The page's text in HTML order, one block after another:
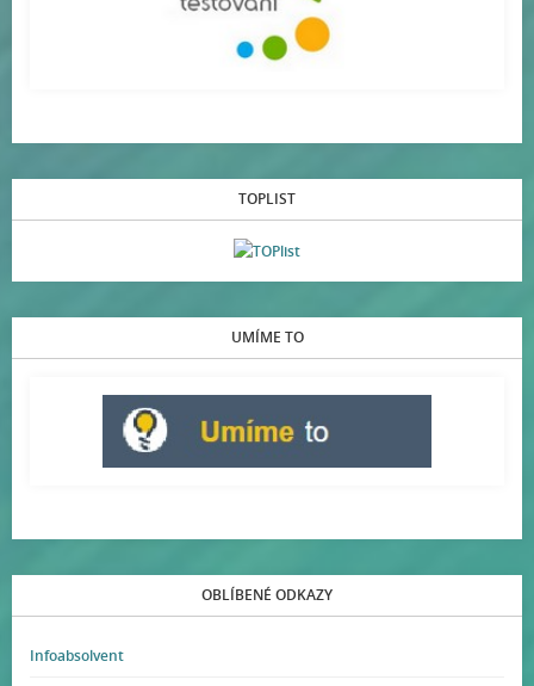
TOPLIST
UMÍME TO
OBLÍBENÉ ODKAZY
Infoabsolvent